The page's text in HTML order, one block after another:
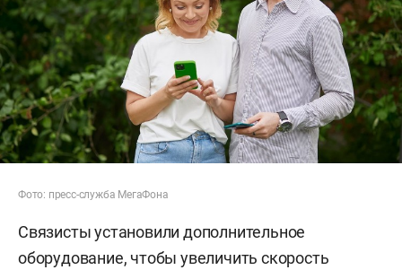
Фото: пресс-служба МегаФона
Связисты установили дополнительное
оборудование, чтобы увеличить скорость